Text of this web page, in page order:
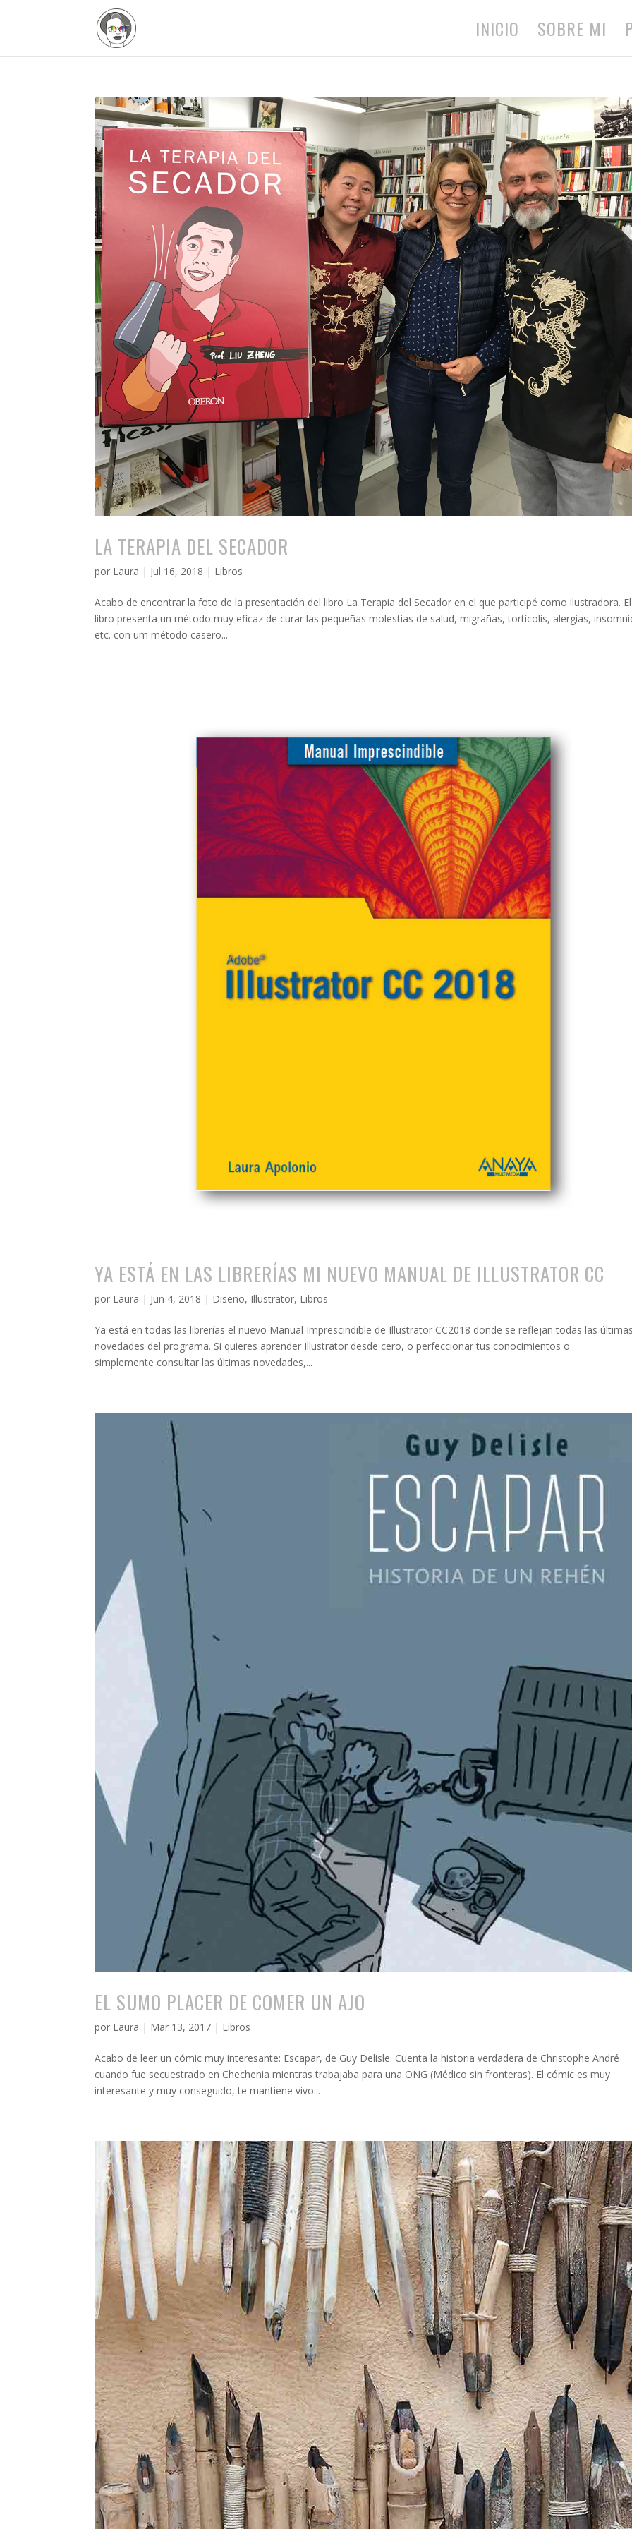
INICIO SOBRE MI
LA TERAPIA DEL SECADOR
por Laura | Jul 16, 2018 | Libros
Acabo de encontrar la foto de la presentación del libro La Terapia del Secador en el que participé como ilustradora. El
libro presenta un método muy eficaz de curar las pequeñas molestias de salud, migrañas, tortícolis, alergias,
etc. con um método casero...
YA ESTÁ EN LAS LIBRERÍAS MI NUEVO MANUAL DE ILLUSTRATOR CC
por Laura | Jun 4, 2018 | Diseño, Illustrator, Libros
Ya está en todas las librerías el nuevo Manual Imprescindible de Illustrator CC2018 donde se reflejan todas las
novedades del programa. Si quieres aprender Illustrator desde cero, o perfeccionar tus conocimientos o
simplemente consultar las últimas novedades,...
EL SUMO PLACER DE COMER UN AJO
por Laura | Mar 13, 2017 | Libros
Acabo de leer un cómic muy interesante: Escapar, de Guy Delisle. Cuenta la historia verdadera de Christophe André
cuando fue secuestrado en Chechenia mientras trabajaba para una ONG (Médico sin fronteras). El cómic es muy
interesante y muy conseguido, te mantiene vivo...